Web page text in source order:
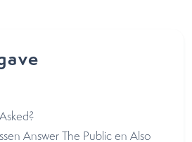
Answer The Public en Also